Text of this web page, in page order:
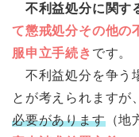
不利益処分に関す
て懲戒処分その他の
服申立手続き です。
不利益処分を争う
とが考えられますが、
必要があります（地